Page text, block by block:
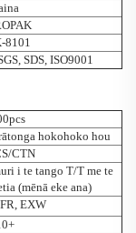
8101
SDS, ISO9001
hokohoko hou
CTN
i te tango T/T me te
(mēnā eke ana)
EXW